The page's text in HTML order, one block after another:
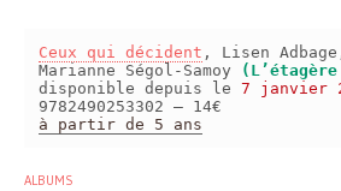
Ceux qui décident , Lisen
Marianne Ségol-Samoy
disponible depuis le 7 janvier
9782490253302 – 14€
à partir de 5 ans
ALBUMS